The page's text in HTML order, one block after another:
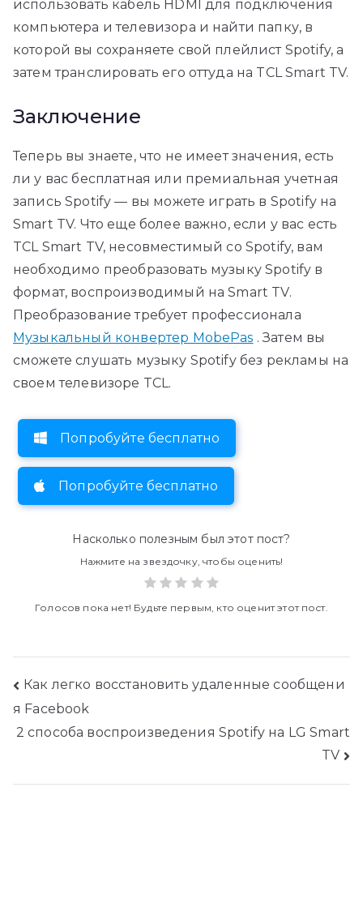
использовать кабель HDMI для подключения
компьютера и телевизора и найти папку, в
которой вы сохраняете свой плейлист Spotify, а
затем транслировать его оттуда на TCL Smart TV.
Заключение
Теперь вы знаете, что не имеет значения, есть
ли у вас бесплатная или премиальная учетная
запись Spotify — вы можете играть в Spotify на
Smart TV. Что еще более важно, если у вас есть
TCL Smart TV, несовместимый со Spotify, вам
необходимо преобразовать музыку Spotify в
формат, воспроизводимый на Smart TV.
Преобразование требует профессионала
Музыкальный конвертер MobePas . Затем вы
сможете слушать музыку Spotify без рекламы на
своем телевизоре TCL.
Попробуйте бесплатно
Попробуйте бесплатно
Насколько полезным был этот пост?
Нажмите на звездочку, чтобы оценить!
Голосов пока нет! Будьте первым, кто оценит этот пост.
Навигация
по
Как легко восстановить удаленные сообщени
я Facebook
2 способа воспроизведения Spotify на LG Smart
TV